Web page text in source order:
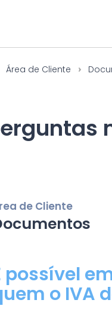
Área de Cliente
de Cliente
possível
o IVA